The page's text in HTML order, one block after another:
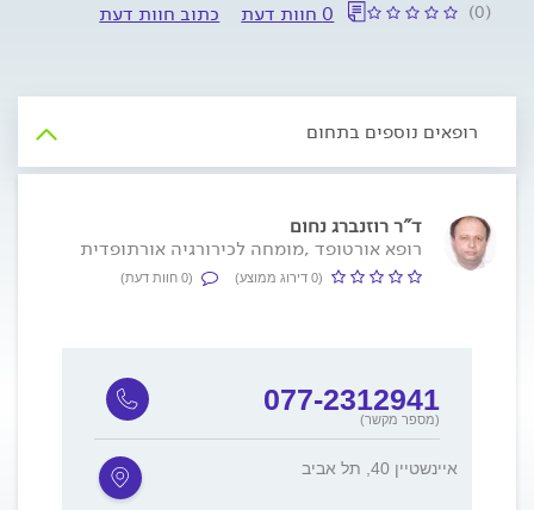
(0) 0 חוות דעת כתוב חוות דעת
רופאים נוספים בתחום
ד"ר רוזנברג נחום
רופא אורטופד ,מומחה לכירורגיה אורתופדית
(0 דירוג ממוצע) (0 חוות דעת)
077-2312941
(מספר מקשר)
איינשטיין 40, תל אביב